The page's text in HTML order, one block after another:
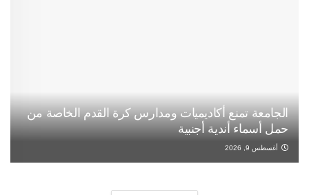
الجامعة تمنع أكاديميات ومدارس كرة القدم الخاصة من
حمل أسماء أندية أجنبية
أغسطس 9, 2026